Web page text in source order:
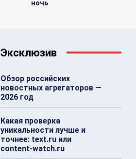
ночь
Эксклюзив
Обзор российских
новостных агрегаторов —
2026 год
Какая проверка
уникальности лучше и
точнее: text.ru или
content-watch.ru